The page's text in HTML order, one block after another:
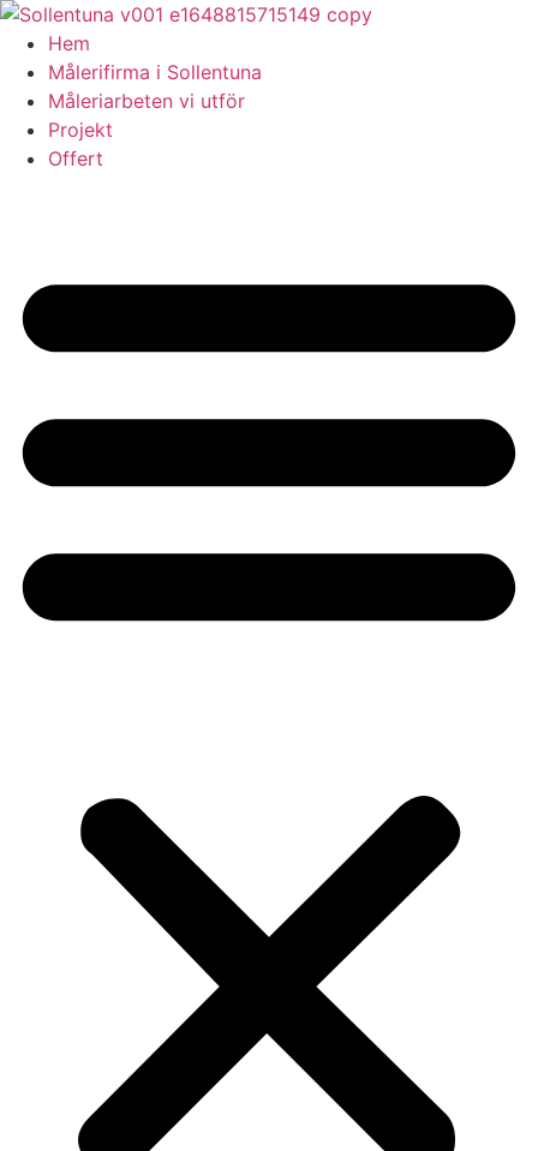
Skip
content
Hem
Målerifirma i Sollentuna
Måleriarbeten vi utför
Projekt
Offert